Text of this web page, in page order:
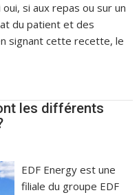
si aux repas ou sur un
du patient et des
signant cette recette, le
les différents
EDF Energy est une
filiale du groupe EDF